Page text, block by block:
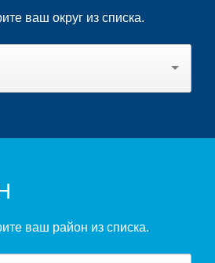
ваш округ из списка.
ваш район из списка.